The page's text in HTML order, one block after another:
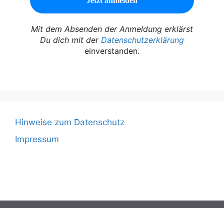
Mit dem Absenden der Anmeldung erklärst
Du dich mit der Datenschutzerklärung
einverstanden.
Hinweise zum Datenschutz
Impressum